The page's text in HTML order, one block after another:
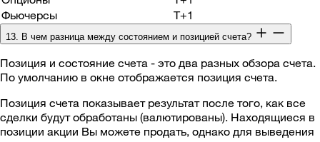
Фьючерсы
T+1
13. В чем разница между состоянием и позицией счета?
Позиция и состояние счета - это два разных обзора счета.
По умолчанию в окне отображается позиция счета.
Позиция счета показывает результат после того, как все
сделки будут обработаны (валютированы). Находящиеся в
позиции акции Вы можете продать, однако для выведения